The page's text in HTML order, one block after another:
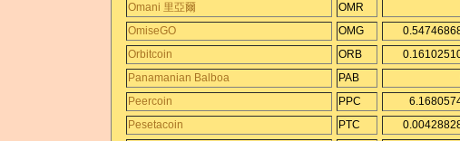
Omani 里亞爾
OMR
OmiseGO
OMG
Orbitcoin
ORB
Panamanian Balboa
PAB
Peercoin
PPC
Pesetacoin
PTC